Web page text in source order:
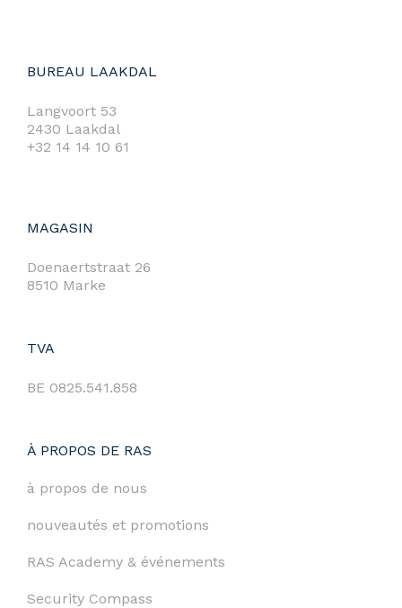
BUREAU LAAKDAL
Langvoort 53
2430 Laakdal
+32 14 14 10 61
MAGASIN
Doenaertstraat 26
8510 Marke
TVA
BE 0825.541.858
À PROPOS DE RAS
à propos de nous
nouveautés et promotions
RAS Academy & événements
Security Compass